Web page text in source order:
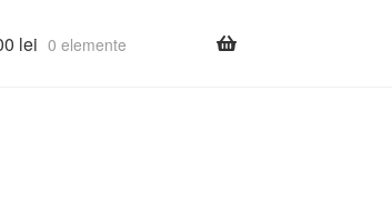
lei 0 elemente